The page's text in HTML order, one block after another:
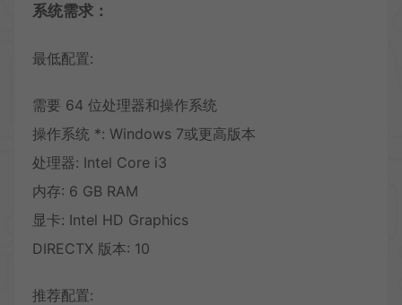
系统需求：
最低配置:
需要 64 位处理器和操作系统
操作系统 *: Windows 7或更高版本
处理器: Intel Core i3
内存: 6 GB RAM
显卡: Intel HD Graphics
DIRECTX 版本: 10
推荐配置: